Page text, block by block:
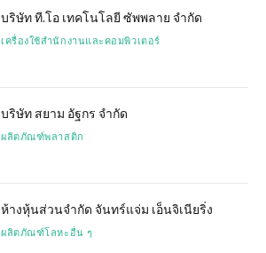
บริษัท ที.โอ เทคโนโลยี ซัพพลาย จำกัด
เครื่องใช้สำนักงานและคอมพิวเตอร์
บริษัท สยาม อัฐกร จำกัด
ผลิตภัณฑ์พลาสติก
ห้างหุ้นส่วนจำกัด จันทร์แจ่ม เอ็นจิเนียริ่ง
ผลิตภัณฑ์โลหะอื่น ๆ